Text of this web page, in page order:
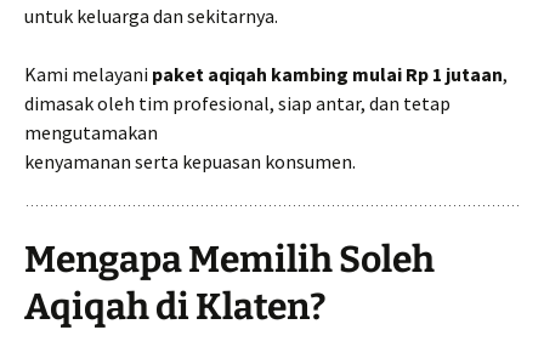
untuk keluarga dan sekitarnya.
Kami melayani paket aqiqah kambing mulai Rp 1 jutaan,
dimasak oleh tim profesional, siap antar, dan tetap
mengutamakan
kenyamanan serta kepuasan konsumen.
Mengapa Memilih Soleh
Aqiqah di Klaten?